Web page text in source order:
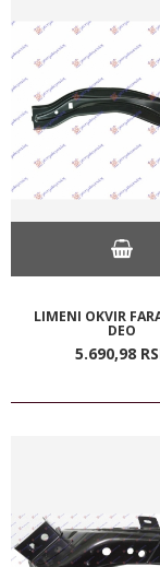
LIMENI OKVIR
DEO
5.690,98